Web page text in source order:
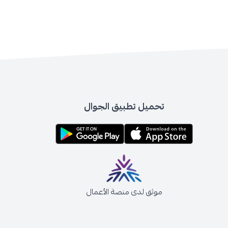
تحميل تطبيق الجوال
موثق لدى منصة الأعمال